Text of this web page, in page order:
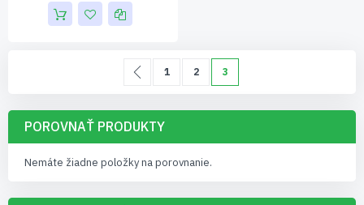
Page Page
Predchádzajúca
Page
1 Page
2 Momentálne čítate stránku
3
POROVNAŤ PRODUKTY
Nemáte žiadne položky na porovnanie.